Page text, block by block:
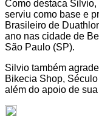
Como destaca
serviu como base e
Brasileiro de
ano nas cidade de
São Paulo (SP).
Silvio também
Bikecia Shop,
além do apoio de